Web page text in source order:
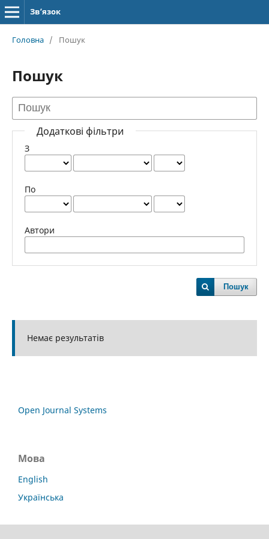
Зв’язок
Головна / Пошук
Пошук
Додаткові фільтри
З
По
Автори
Пошук
Немає результатів
Open Journal Systems
Мова
English
Українська